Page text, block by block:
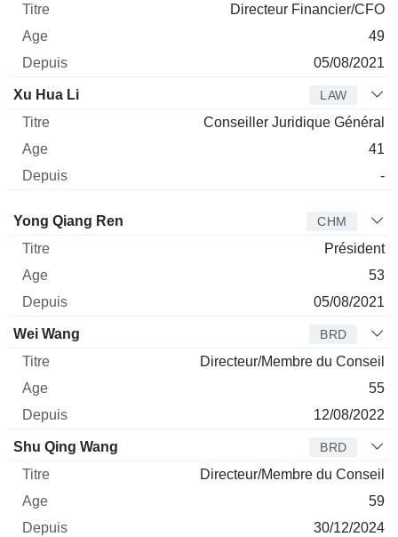
Directeur Financier/CFO
49
05/08/2021
Xu Hua Li LAW
Conseiller Juridique Général
41
-
Administrateur Titre
Yong Qiang Ren CHM
Président
53
05/08/2021
Wei Wang BRD
Directeur/Membre du Conseil
55
12/08/2022
Shu Qing Wang BRD
Directeur/Membre du Conseil
59
30/12/2024